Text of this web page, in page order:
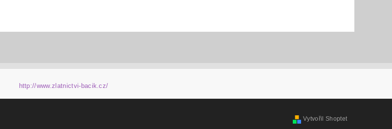
http://www.zlatnictvi-bacik.cz/
Vytvořil Shoptet